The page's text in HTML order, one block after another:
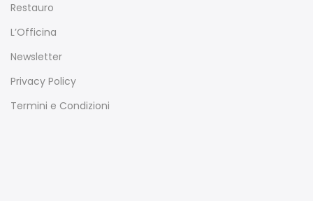
Restauro
L’Officina
Newsletter
Privacy Policy
Termini e Condizioni